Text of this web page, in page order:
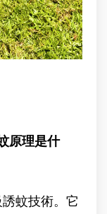
原理是什
蚊技術。它